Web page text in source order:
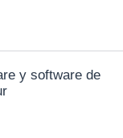
y software de